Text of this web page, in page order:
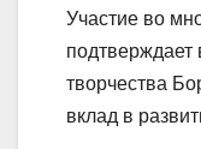
Участие во
подтверждает
творчества
вклад в